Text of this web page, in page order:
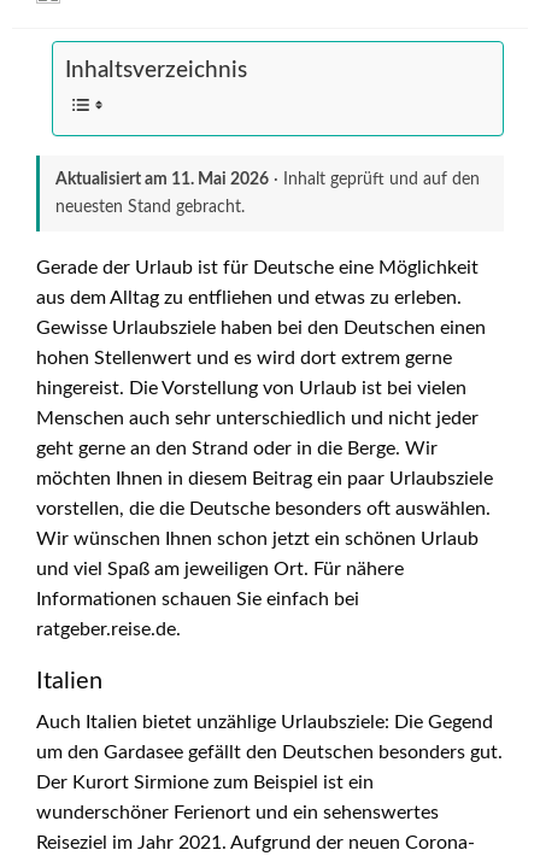
Inhaltsverzeichnis
Aktualisiert am 11. Mai 2026· Inhalt geprüft und auf den
neuesten Stand gebracht.
Gerade der Urlaub ist für Deutsche eine Möglichkeit
aus dem Alltag zu entfliehen und etwas zu erleben.
Gewisse Urlaubsziele haben bei den Deutschen einen
hohen Stellenwert und es wird dort extrem gerne
hingereist. Die Vorstellung von Urlaub ist bei vielen
Menschen auch sehr unterschiedlich und nicht jeder
geht gerne an den Strand oder in die Berge. Wir
möchten Ihnen in diesem Beitrag ein paar Urlaubsziele
vorstellen, die die Deutsche besonders oft auswählen.
Wir wünschen Ihnen schon jetzt ein schönen Urlaub
und viel Spaß am jeweiligen Ort. Für nähere
Informationen schauen Sie einfach bei
ratgeber.reise.de.
Italien
Auch Italien bietet unzählige Urlaubsziele: Die Gegend
um den Gardasee gefällt den Deutschen besonders gut.
Der Kurort Sirmione zum Beispiel ist ein
wunderschöner Ferienort und ein sehenswertes
Reiseziel im Jahr 2021. Aufgrund der neuen Corona-